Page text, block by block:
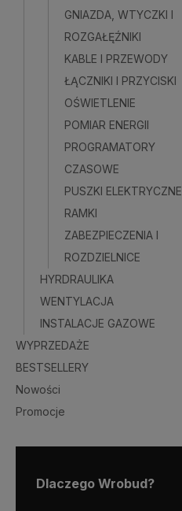
GNIAZDA, WTYCZKI I
ROZGAŁĘŹNIKI
KABLE I PRZEWODY
ŁĄCZNIKI I PRZYCISKI
OŚWIETLENIE
POMIAR ENERGII
PROGRAMATORY
CZASOWE
PUSZKI ELEKTRYCZNE
RAMKI
ZABEZPIECZENIA I
ROZDZIELNICE
HYRDRAULIKA
WENTYLACJA
INSTALACJE GAZOWE
WYPRZEDAŻE
BESTSELLERY
Nowości
Promocje
Dlaczego Wrobud?